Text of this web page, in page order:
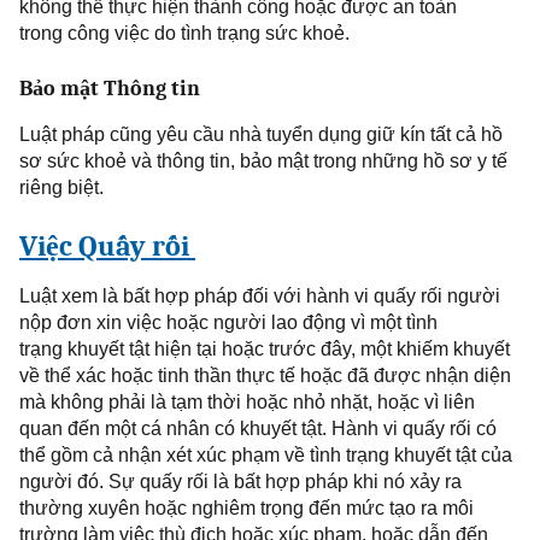
không thể thực hiện thành công hoặc được an toàn
trong công việc do tình trạng sức khoẻ.
Bảo mật Thông tin
Luậtpháp cũng yêu cầu nhà tuyển dụng giữ kín tất cả hồ
sơ sức khoẻ và thông tin, bảo mật trong những hồ sơ y tế
riêng biệt.
Việc Quấy rối
Luật xem là bất hợp pháp đối với hành vi quấy rối người
nộp đơn xin việc hoặc người lao động vì mộttình
trạng khuyết tật hiện tại hoặc trước đây, một khiếm khuyết
về thể xác hoặc tinh thần thực tế hoặc đã được nhận diện
mà không phải là tạm thời hoặc nhỏ nhặt, hoặc vì liên
quan đến một cá nhân có khuyết tật. Hành vi quấy rối có
thể gồm cả nhận xét xúc phạm về tình trạng khuyết tật của
người đó. Sự quấy rối là bất hợp pháp khi nó xảy ra
thường xuyên hoặc nghiêm trọng đến mức tạo ra môi
trường làm việc thù địch hoặc xúc phạm, hoặc dẫn đến